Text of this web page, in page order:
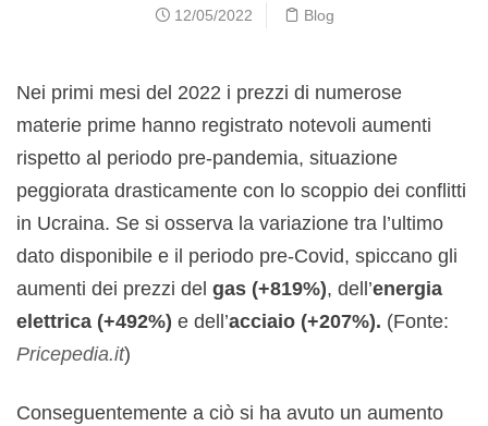
12/05/2022 Blog
Nei primi mesi del 2022 i prezzi di numerose
materie prime hanno registrato notevoli aumenti
rispetto al periodo pre-pandemia, situazione
peggiorata drasticamente con lo scoppio dei conflitti
in Ucraina. Se si osserva la variazione tra l’ultimo
dato disponibile e il periodo pre-Covid, spiccano gli
aumenti dei prezzi del gas (+819%), dell’energia
elettrica (+492%) e dell’acciaio (+207%). (Fonte:
Pricepedia.it)
Conseguentemente a ciò si ha avuto un aumento